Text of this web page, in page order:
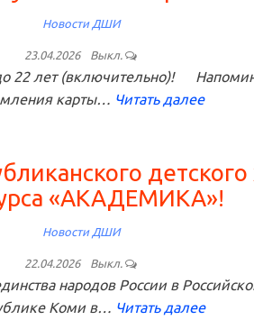
Новости ДШИ
23.04.2026 Выкл.
22 лет (включительно)!
карты… Читать далее
«АКАДЕМИКА»!
Новости ДШИ
22.04.2026 Выкл.
народов России в
Коми в… Читать далее